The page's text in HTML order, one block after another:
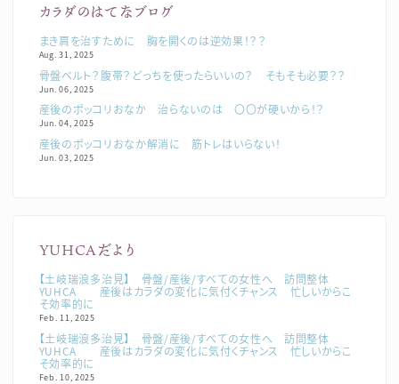
カラダのはてなブログ
まき肩を治すために 胸を開くのは逆効果！？？
Aug. 31, 2025
骨盤ベルト？腹帯？どっちを使ったらいいの？ そもそも必要？？
Jun. 06, 2025
産後のポッコリおなか 治らないのは 〇〇が硬いから！？
Jun. 04, 2025
産後のポッコリおなか解消に 筋トレはいらない！
Jun. 03, 2025
YUHCAだより
【土岐瑞浪多治見】 骨盤/産後/すべての女性へ 訪問整体
YUHCA 産後はカラダの変化に気付くチャンス 忙しいからこ
そ効率的に
Feb. 11, 2025
【土岐瑞浪多治見】 骨盤/産後/すべての女性へ 訪問整体
YUHCA 産後はカラダの変化に気付くチャンス 忙しいからこ
そ効率的に
Feb. 10, 2025